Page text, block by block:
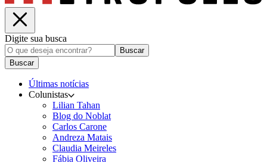
Digite sua busca
Buscar
Buscar
Últimas notícias
Colunistas
Lilian Tahan
Blog do Noblat
Carlos Carone
Andreza Matais
Claudia Meireles
Fábia Oliveira